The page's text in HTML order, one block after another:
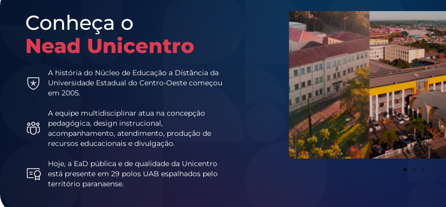
Conheça o
Nead Unicentro
A história do Núcleo de Educação a Distância da
Universidade Estadual do Centro-Oeste começou
em 2005.
A equipe multidisciplinar atua na concepção
pedagógica, design instrucional,
acompanhamento, atendimento, produção de
recursos educacionais e divulgação.
Hoje, a EaD pública e de qualidade da Unicentro
está presente em 29 polos UAB espalhados pelo
território paranaense.